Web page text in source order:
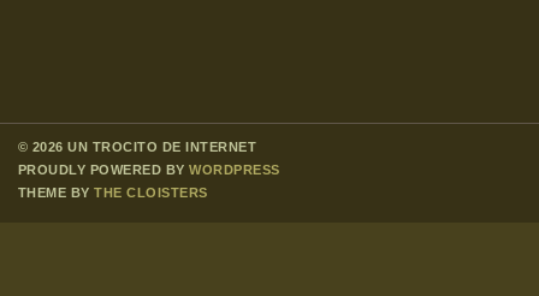
© 2026 UN TROCITO DE INTERNET
PROUDLY POWERED BYWORDPRESS
THEME BYTHE CLOISTERS